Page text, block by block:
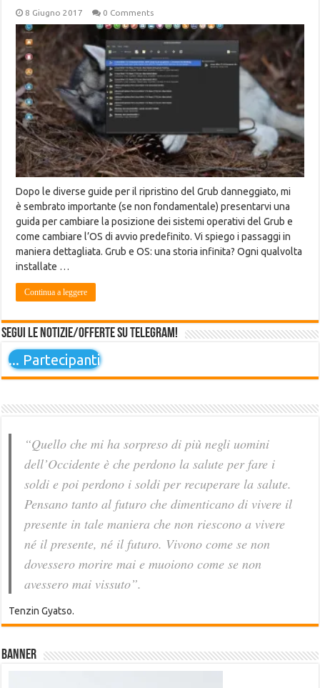
8 Giugno 2017 0 Comments
Dopo le diverse guide per il ripristino del Grub danneggiato, mi
è sembrato importante (se non fondamentale) presentarvi una
guida per cambiare la posizione dei sistemi operativi del Grub e
come cambiare l’OS di avvio predefinito. Vi spiego i passaggi in
maniera dettagliata. Grub e OS: una storia infinita? Ogni qualvolta
installate …
Continua a leggere
Segui le notizie/offerte su Telegram!
... Partecipanti
“Quello che mi ha sorpreso di più negli uomini
dell’Occidente è che perdono la salute per fare i
soldi e poi perdono i soldi per recuperare la salute.
Pensano tanto al futuro che dimenticano di vivere il
presente in tale maniera che non riescono a vivere
né il presente, né il futuro. Vivono come se non
dovessero morire mai e muoiono come se non
avessero mai vissuto”.
Tenzin Gyatso.
Banner